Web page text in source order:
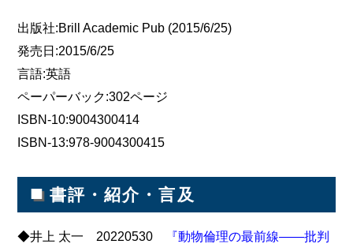
出版社:Brill Academic Pub (2015/6/25)
発売日:2015/6/25
言語:英語
ペーパーバック:302ページ
ISBN-10:9004300414
ISBN-13:978-9004300415
■ 書評・紹介・言及
◆井上 太一 20220530
『動物倫理の最前線――批判